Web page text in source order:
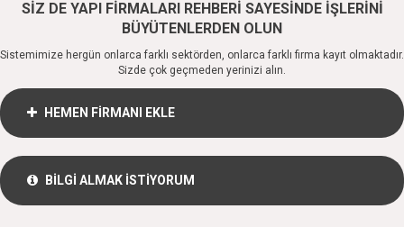
SİZ DE YAPI FİRMALARI REHBERİ SAYESİNDE İŞLERİNİ
BÜYÜTENLERDEN OLUN
Sistemimize hergün onlarca farklı sektörden, onlarca farklı firma kayıt olmaktadır.
Sizde çok geçmeden yerinizi alın.
HEMEN FİRMANI EKLE
BİLGİ ALMAK İSTİYORUM